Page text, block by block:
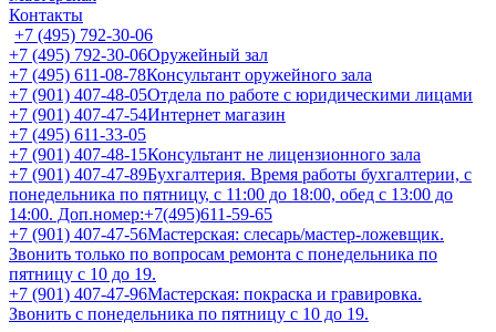
Контакты
+7 (495) 792-30-06
+7 (495) 792-30-06Оружейный зал
+7 (495) 611-08-78Консультант оружейного зала
+7 (901) 407-48-05Отдела по работе с юридическими лицами
+7 (901) 407-47-54Интернет магазин
+7 (495) 611-33-05
+7 (901) 407-48-15Консультант не лицензионного зала
+7 (901) 407-47-89Бухгалтерия. Время работы бухгалтерии, с
понедельника по пятницу, с 11:00 до 18:00, обед с 13:00 до
14:00. Доп.номер:+7(495)611-59-65
+7 (901) 407-47-56Мастерская: слесарь/мастер-ложевщик.
Звонить только по вопросам ремонта с понедельника по
пятницу с 10 до 19.
+7 (901) 407-47-96Мастерская: покраска и гравировка.
Звонить с понедельника по пятницу с 10 до 19.